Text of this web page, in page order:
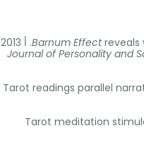
Barnum Effect reveals
. أ 2013
Journal of Personality and
Tarot readings parallel
Tarot meditation